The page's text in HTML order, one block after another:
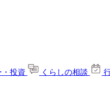
・投資 くらしの相談